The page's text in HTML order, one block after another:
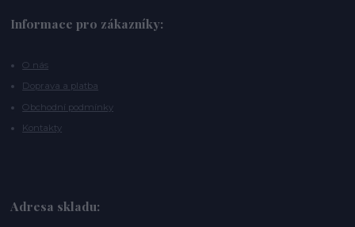
Informace pro zákazníky:
O nás
Doprava a platba
Obchodní podmínky
Kontakty
Adresa skladu: